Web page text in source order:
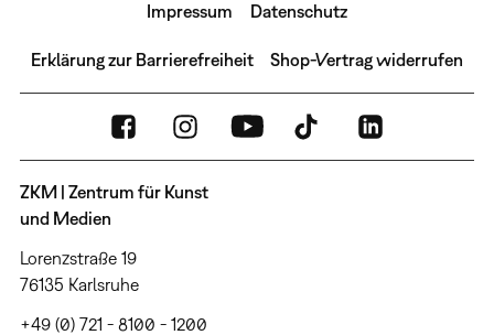
Impressum Datenschutz
Erklärung zur Barrierefreiheit Shop-Vertrag widerrufen
ZKM | Zentrum für Kunst
und Medien
Lorenzstraße 19
76135 Karlsruhe
+49 (0) 721 - 8100 - 1200